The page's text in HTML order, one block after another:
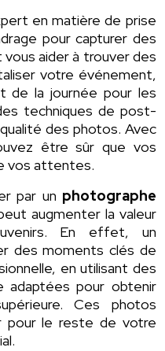
en matière de prise
pour capturer des
aider à trouver des
votre événement,
de la journée pour les
techniques de post-
des photos. Avec
être sûr que vos
vos attentes.
par un photographe
augmenter la valeur
En effet, un
des moments clés de
en utilisant des
adaptées pour obtenir
Ces photos
pour le reste de votre